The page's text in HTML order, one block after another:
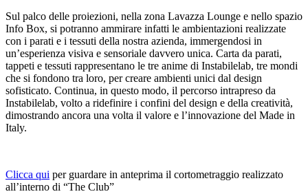
Sul palco delle proiezioni, nella zona Lavazza Lounge e nello spazio
Info Box, si potranno ammirare infatti le ambientazioni realizzate
con i parati e i tessuti della nostra azienda, immergendosi in
un’esperienza visiva e sensoriale davvero unica. Carta da parati,
tappeti e tessuti rappresentano le tre anime di Instabilelab, tre mondi
che si fondono tra loro, per creare ambienti unici dal design
sofisticato. Continua, in questo modo, il percorso intrapreso da
Instabilelab, volto a ridefinire i confini del design e della creatività,
dimostrando ancora una volta il valore e l’innovazione del Made in
Italy.
Clicca qui per guardare in anteprima il cortometraggio realizzato
all’interno di “The Club”